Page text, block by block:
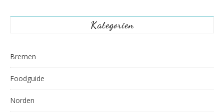
Kategorien
Bremen
Foodguide
Norden